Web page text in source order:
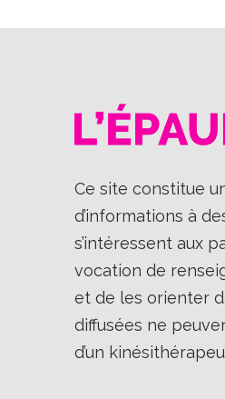
Ce site constitue
d’informations à
s’intéressent aux
vocation de
et de les orienter
diffusées ne
d’un